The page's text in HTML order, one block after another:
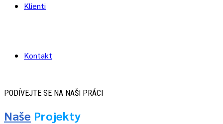
Klienti
Kontakt
PODÍVEJTE SE NA NAŠI PRÁCI
Naše Projekty